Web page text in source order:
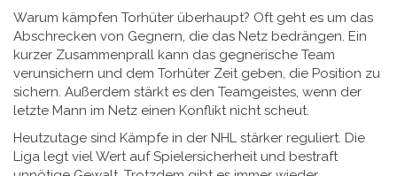
Warum kämpfen Torhüter überhaupt? Oft geht es um das
Abschrecken von Gegnern, die das Netz bedrängen. Ein
kurzer Zusammenprall kann das gegnerische Team
verunsichern und dem Torhüter Zeit geben, die Position zu
sichern. Außerdem stärkt es den Teamgeistes, wenn der
letzte Mann im Netz einen Konflikt nicht scheut.
Heutzutage sind Kämpfe in der NHL stärker reguliert. Die
Liga legt viel Wert auf Spielersicherheit und bestraft